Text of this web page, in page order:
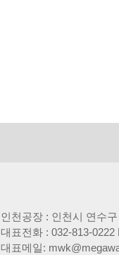
인천공장 : 인천시 연수
대표전화 : 032-813-0222
대표메일: